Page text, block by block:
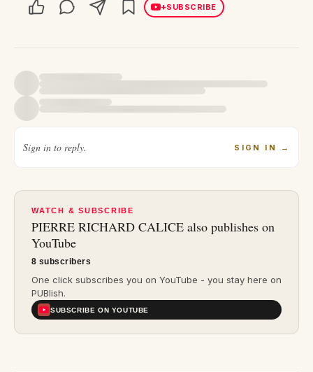
+SUBSCRIBE
Sign in to reply. SIGN IN →
WATCH & SUBSCRIBE
PIERRE RICHARD CALICE also publishes on
YouTube
8 subscribers
One click subscribes you on YouTube - you stay here on
PUBlish.
SUBSCRIBE ON YOUTUBE